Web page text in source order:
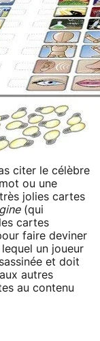
citer le célèbre
ou une
jolies cartes
(qui
cartes
faire deviner
un joueur
et doit
autres
au contenu